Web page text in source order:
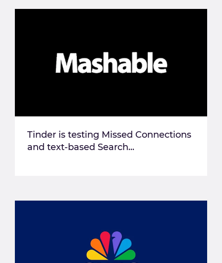
Tinder is testing Missed Connections
and text-based Search...